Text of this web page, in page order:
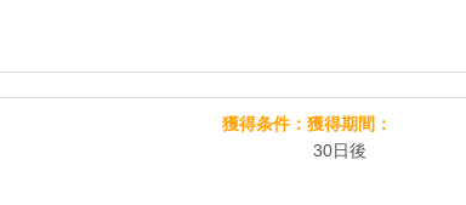
獲得条件
獲得期間
30日後